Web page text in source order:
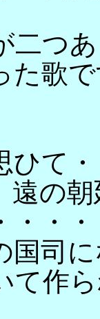
つ
た歌
て・
遠の
・・
司
て作